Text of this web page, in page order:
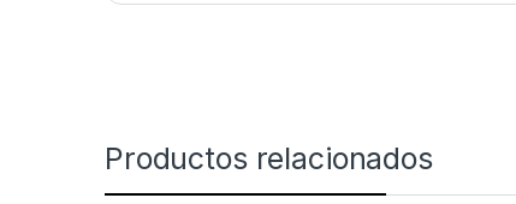
Productos relacionados